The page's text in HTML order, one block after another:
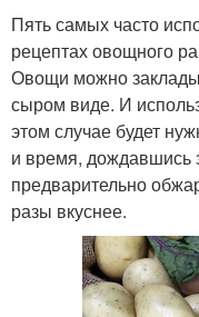
Пять самых часто
рецептах овощного
Овощи можно
сыром виде. И
этом случае будет
и время, дождавшись
предварительно
разы вкуснее.